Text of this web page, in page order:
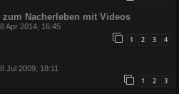
zum Nacherleben mit Videos
Apr 2014, 16:45
1 2 3 4
Jul 2009, 18:11
1 2 3